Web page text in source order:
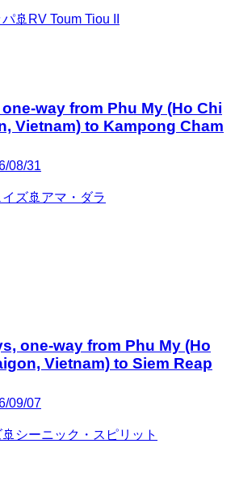
パ🚢 RV Toum Tiou II
way from Phu My (Ho Chi
Vietnam) to Kampong Cham
08/31
ズ🚢 アマ・ダラ
one-way from Phu My (Ho
Vietnam) to Siem Reap
09/07
🚢 シーニック・スピリット